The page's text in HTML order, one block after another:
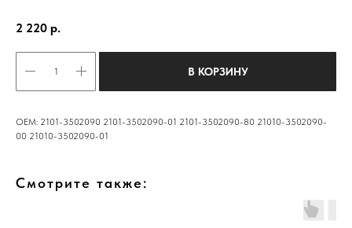
2 220 р.
В КОРЗИНУ
ОЕМ: 2101-3502090 2101-3502090-01 2101-3502090-80 21010-3502090-
00 21010-3502090-01
Смотрите также: